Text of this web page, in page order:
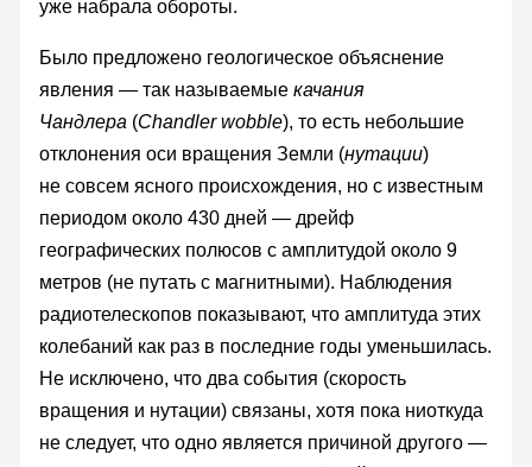
уже набрала обороты.
Было предложено геологическое объяснение
явления — так называемые качания
Чандлера (Chandler wobble), то есть небольшие
отклонения оси вращения Земли (нутации)
не совсем ясного происхождения, но с известным
периодом около 430 дней — дрейф
географических полюсов с амплитудой около 9
метров (не путать с магнитными). Наблюдения
радиотелескопов показывают, что амплитуда этих
колебаний как раз в последние годы уменьшилась.
Не исключено, что два события (скорость
вращения и нутации) связаны, хотя пока ниоткуда
не следует, что одно является причиной другого —